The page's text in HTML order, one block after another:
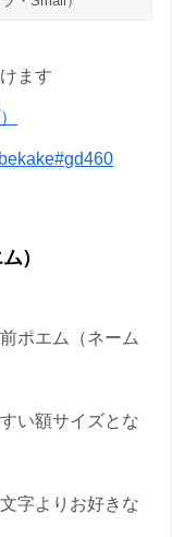
ます
）
ポエム（ネーム
い額サイズとな
字よりお好きな